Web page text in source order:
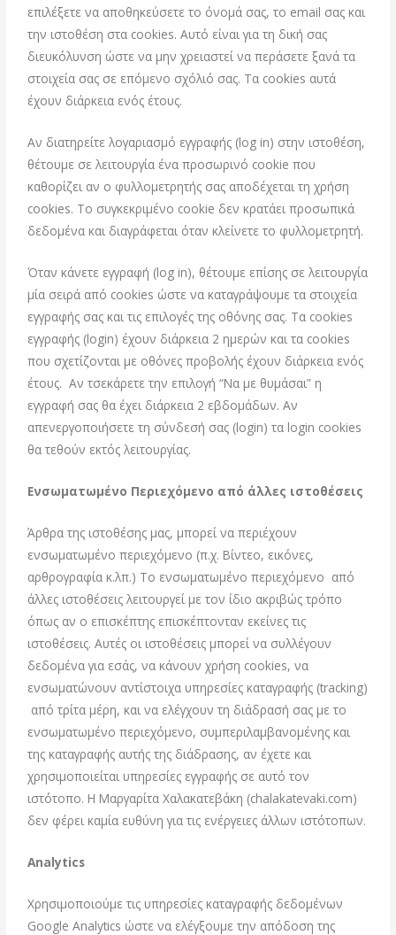
επιλέξετε να αποθηκεύσετε το όνομά σας, το email σας και
την ιστοθέση στα cookies. Αυτό είναι για τη δική σας
διευκόλυνση ώστε να μην χρειαστεί να περάσετε ξανά τα
στοιχεία σας σε επόμενο σχόλιό σας. Τα cookies αυτά
έχουν διάρκεια ενός έτους.
Αν διατηρείτε λογαριασμό εγγραφής (log in) στην ιστοθέση,
θέτουμε σε λειτουργία ένα προσωρινό cookie που
καθορίζει αν ο φυλλομετρητής σας αποδέχεται τη χρήση
cookies. Το συγκεκριμένο cookie δεν κρατάει προσωπικά
δεδομένα και διαγράφεται όταν κλείνετε το φυλλομετρητή.
Όταν κάνετε εγγραφή (log in), θέτουμε επίσης σε λειτουργία
μία σειρά από cookies ώστε να καταγράψουμε τα στοιχεία
εγγραφής σας και τις επιλογές της οθόνης σας. Τα cookies
εγγραφής (login) έχουν διάρκεια 2 ημερών και τα cookies
που σχετίζονται με οθόνες προβολής έχουν διάρκεια ενός
έτους. Αν τσεκάρετε την επιλογή “Να με θυμάσαι” η
εγγραφή σας θα έχει διάρκεια 2 εβδομάδων. Αν
απενεργοποιήσετε τη σύνδεσή σας (login) τα login cookies
θα τεθούν εκτός λειτουργίας.
Ενσωματωμένο Περιεχόμενο από άλλες ιστοθέσεις
Άρθρα της ιστοθέσης μας, μπορεί να περιέχουν
ενσωματωμένο περιεχόμενο (π.χ. Βίντεο, εικόνες,
αρθρογραφία κ.λπ.) Το ενσωματωμένο περιεχόμενο από
άλλες ιστοθέσεις λειτουργεί με τον ίδιο ακριβώς τρόπο
όπως αν ο επισκέπτης επισκέπτονταν εκείνες τις
ιστοθέσεις. Αυτές οι ιστοθέσεις μπορεί να συλλέγουν
δεδομένα για εσάς, να κάνουν χρήση cookies, να
ενσωματώνουν αντίστοιχα υπηρεσίες καταγραφής (tracking)
από τρίτα μέρη, και να ελέγχουν τη διάδρασή σας με το
ενσωματωμένο περιεχόμενο, συμπεριλαμβανομένης και
της καταγραφής αυτής της διάδρασης, αν έχετε και
χρησιμοποιείται υπηρεσίες εγγραφής σε αυτό τον
ιστότοπο. Η Μαργαρίτα Χαλακατεβάκη (chalakatevaki.com)
δεν φέρει καμία ευθύνη για τις ενέργειες άλλων ιστότοπων.
Analytics
Χρησιμοποιούμε τις υπηρεσίες καταγραφής δεδομένων
Google Analytics ώστε να ελέγξουμε την απόδοση της